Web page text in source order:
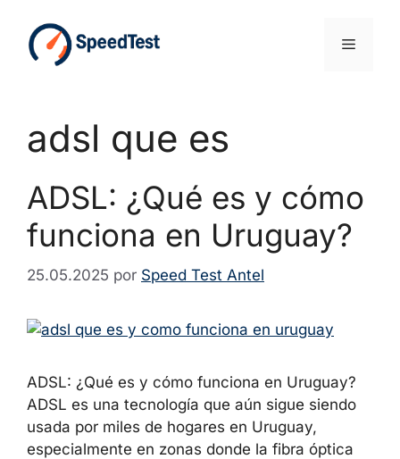
contenido
Menú
adsl que es
ADSL: ¿Qué es y cómo
funciona en Uruguay?
25.05.2025 por Speed Test Antel
ADSL: ¿Qué es y cómo funciona en Uruguay?
ADSL es una tecnología que aún sigue siendo
usada por miles de hogares en Uruguay,
especialmente en zonas donde la fibra óptica